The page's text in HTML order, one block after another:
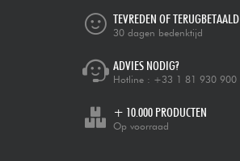
TEVREDEN OF TERUGBETAALD
30 dagen bedenktijd
ADVIES NODIG?
Hotline : +33 1 81 930 900
+ 10.000 PRODUCTEN
Op voorraad